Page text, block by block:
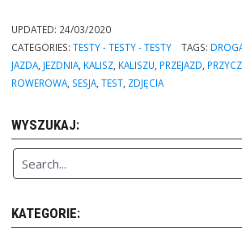
UPDATED: 24/03/2020
CATEGORIES:TESTY - TESTY - TESTY TAGS:
JAZDA, JEZDNIA, KALISZ, KALISZU, PRZEJAZD,
ROWEROWA, SESJA,TEST, ZDJĘCIA
WYSZUKAJ:
KATEGORIE: